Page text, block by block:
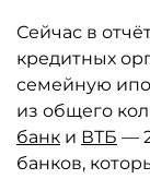
Сейчас в
кредитных
семейную
из общего
банк и ВТБ —
банков,